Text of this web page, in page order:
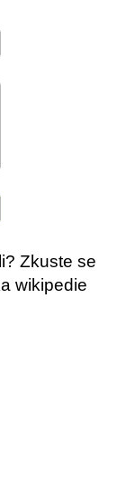
Zkuste se
wikipedie